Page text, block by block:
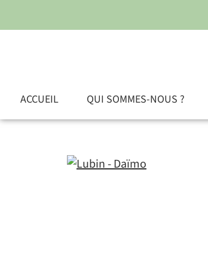
ACCUEIL QUI SOMMES-NOUS ?